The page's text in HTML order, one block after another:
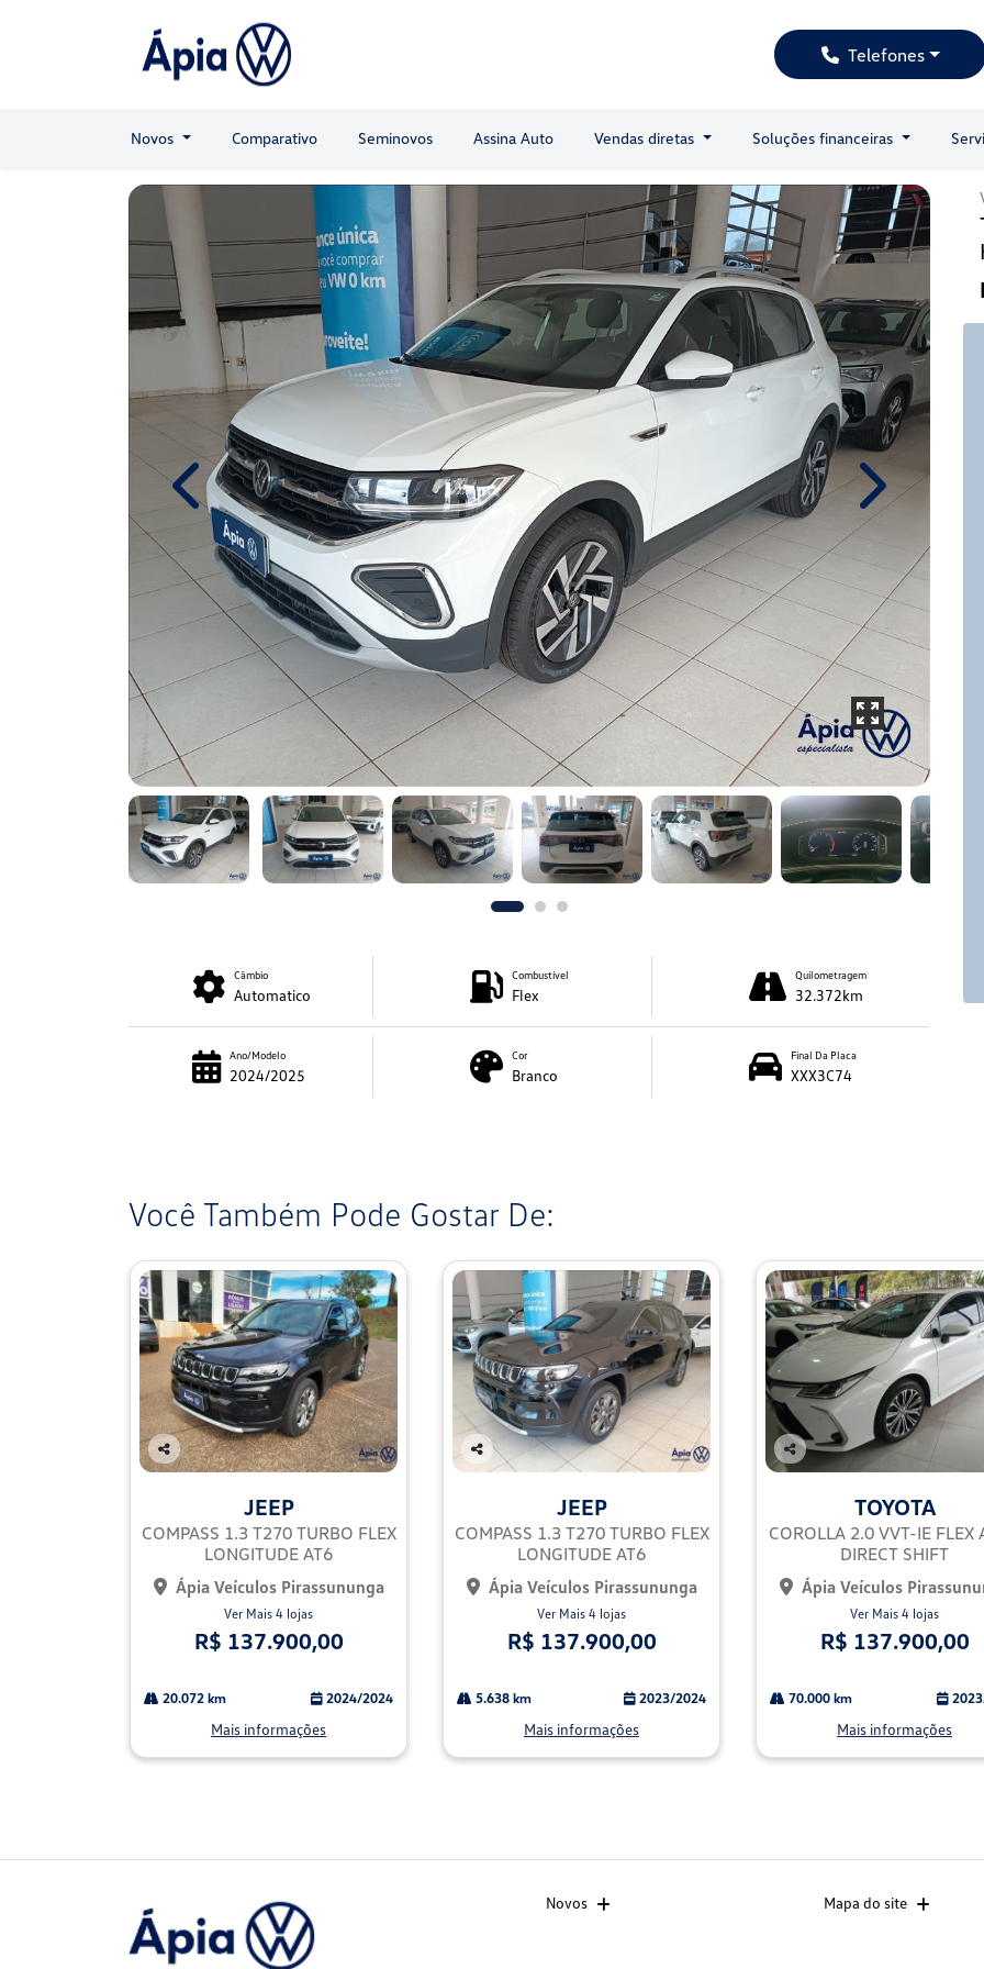
Telefones
Novos Comparativo Seminovos Assina Auto Vendas diretas Soluções financeiras
Previous Next
Câmbio
Automatico
Combustível
Flex
Quilometragem
32.372km
Ano/Modelo
2024/2025
Cor
Branco
Final Da Placa
XXX3C74
Você Também Pode Gostar De:
Co
lhe
JEEP
COMPASS 1.3 T270 TURBO FLEX
LONGITUDE AT6
Ápia Veículos Pirassununga
Ver Mais 4 lojas
R$ 137.900,00
20.072 km 2024/2024
Mais informações
lhe
JEEP
COMPASS 1.3 T270 TURBO FLEX
LONGITUDE AT6
Ápia Veículos Pirassununga
Ver Mais 4 lojas
R$ 137.900,00
5.638 km 2023/2024
Mais informações
Co
lhe
TOYOTA
COROLLA 2.0 VVT-IE FLEX
DIRECT SHIFT
Ápia Veículos
Ver Mais 4 lojas
R$ 137.900,00
70.000 km
Mais informações
Novos Mapa do site